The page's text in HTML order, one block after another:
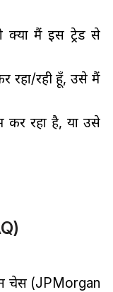
क्या मैं इस ट्रेड से
रहा/रही हूँ, उसे मैं
कर रहा है, या उसे
चेस (JPMorgan